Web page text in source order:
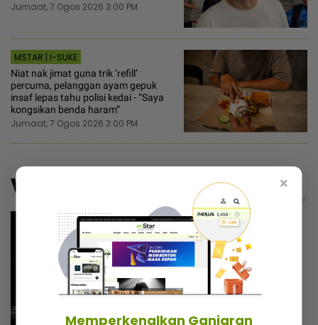
Jumaat, 7 Ogos 2026 3:00 PM
MSTAR | I-SUKE
Niat nak jimat guna trik ‘refill’
percuma, pelanggan ayam gepuk
insaf lepas tahu polisi kedai - “Saya
kongsikan benda haram”
Jumaat, 7 Ogos 2026 3:00 PM
Video Menarik@video
×
Memperkenalkan Ganjaran